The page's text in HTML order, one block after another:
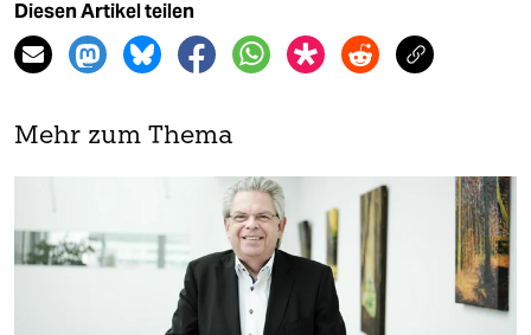
Diesen Artikel teilen
Mehr zum Thema